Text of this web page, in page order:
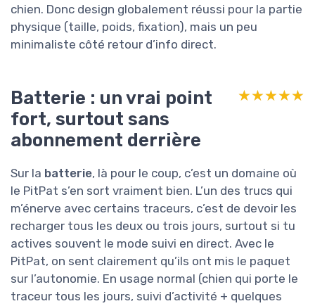
chien. Donc design globalement réussi pour la partie
physique (taille, poids, fixation), mais un peu
minimaliste côté retour d’info direct.
Batterie : un vrai point
fort, surtout sans
abonnement derrière
★★★★★
★★★★★
Sur la batterie, là pour le coup, c’est un domaine où
le PitPat s’en sort vraiment bien. L’un des trucs qui
m’énerve avec certains traceurs, c’est de devoir les
recharger tous les deux ou trois jours, surtout si tu
actives souvent le mode suivi en direct. Avec le
PitPat, on sent clairement qu’ils ont mis le paquet
sur l’autonomie. En usage normal (chien qui porte le
traceur tous les jours, suivi d’activité + quelques